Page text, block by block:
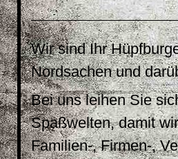
Wir sind Ihr
Nordsachen und
Bei uns leihen Sie
Spaßwelten, damit
Familien-, Firmen-,